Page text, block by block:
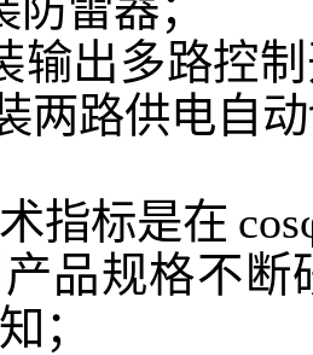
加装输
两路供电自
指标是在
品规格不
；